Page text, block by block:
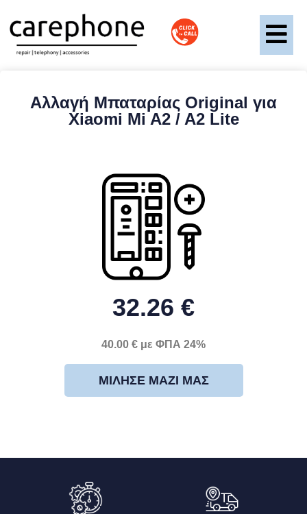
Αλλαγή Μπαταρίας Original για
Xiaomi Mi A2 / A2 Lite
32.26 €
40.00 € με ΦΠΑ 24%
ΜΊΛΗΣΕ ΜΑΖΊ ΜΑΣ